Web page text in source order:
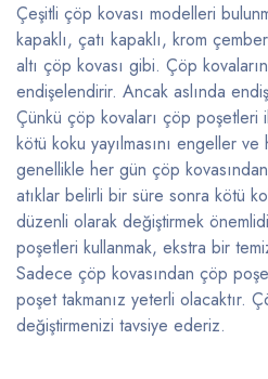
Çeşitli çöp kovası modelleri
kapaklı, çatı kapaklı, krom
altı çöp kovası gibi. Çöp
endişelendirir. Ancak aslında
Çünkü çöp kovaları çöp poşetleri
kötü koku yayılmasını engeller
genellikle her gün çöp kovasından
atıklar belirli bir süre sonra kötü
düzenli olarak değiştirmek
poşetleri kullanmak, ekstra bir
Sadece çöp kovasından çöp
poşet takmanız yeterli olacaktır.
değiştirmenizi tavsiye ederiz.